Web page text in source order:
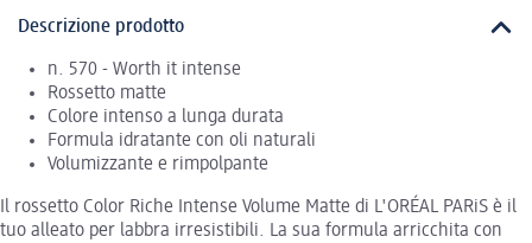
Descrizione prodotto
n. 570 - Worth it intense
Rossetto matte
Colore intenso a lunga durata
Formula idratante con oli naturali
Volumizzante e rimpolpante
Il rossetto Color Riche Intense Volume Matte di L'ORÉAL PARiS è il
tuo alleato per labbra irresistibili. La sua formula arricchita con